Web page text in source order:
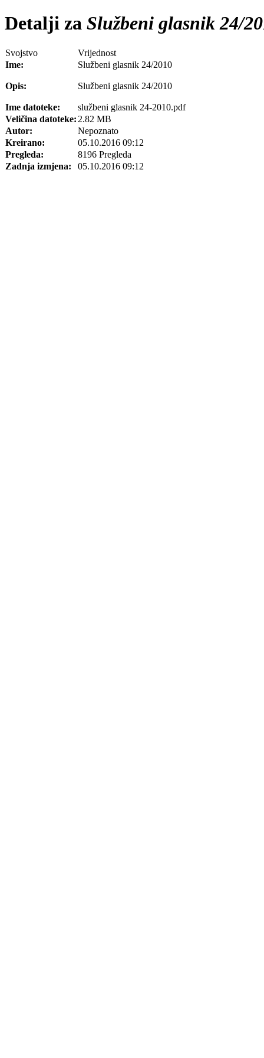
Detalji za Službeni glasnik 24/
Svojstvo
Vrijednost
Ime:
Službeni glasnik 24/2010
Opis: Službeni glasnik 24/2010
Ime datoteke:
službeni glasnik 24-2010.pdf
Veličina datoteke: 2.82 MB
Autor:
Nepoznato
Kreirano:
05.10.2016 09:12
Pregleda:
8196 Pregleda
Zadnja izmjena:
05.10.2016 09:12